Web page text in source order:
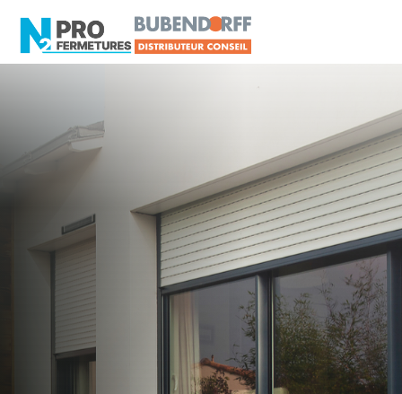
Distributeur en volets
roulants Delta Dore
Loireauxence
Artisan, Menuisier, TPE ou PME proche de
Loireauxence ?
N2PRO Fermetures est votre référent Distributeur
en volets roulants Delta Dore officiel pour vous